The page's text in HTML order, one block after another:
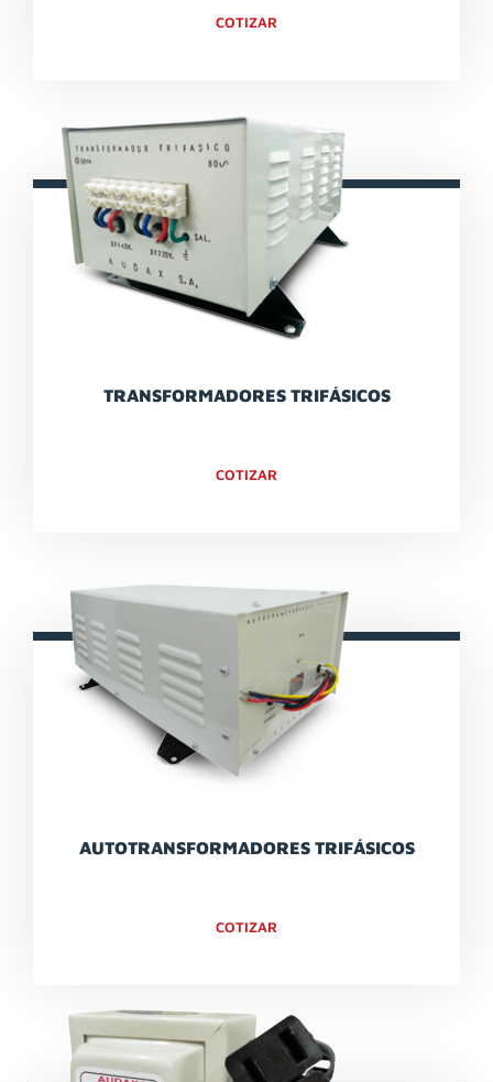
COTIZAR
TRANSFORMADORES TRIFÁSICOS
COTIZAR
AUTOTRANSFORMADORES TRIFÁSICOS
COTIZAR